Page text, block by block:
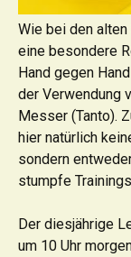
Wie bei den
eine besondere
Hand gegen
der Verwendung
Messer (Tanto).
hier natürlich
sondern
stumpfe
Der diesjährige
um 10 Uhr